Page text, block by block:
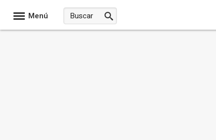
Menú